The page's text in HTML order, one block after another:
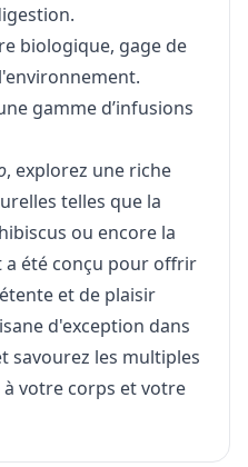
biologique, gage de
gamme d’infusions
, explorez une riche
telles que la
ou encore la
a été conçu pour offrir
et de plaisir
d'exception dans
savourez les multiples
votre corps et votre